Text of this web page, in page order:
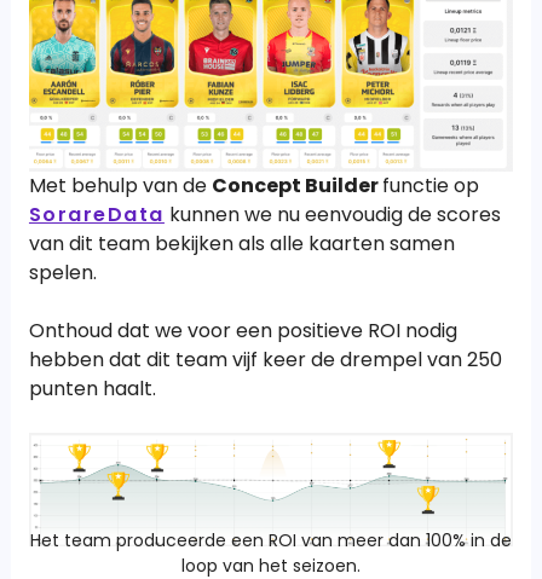
Met behulp van de Concept Builderfunctie op
SorareData kunnen we nu eenvoudig de scores
van dit team bekijken als alle kaarten samen
spelen.
Onthoud dat we voor een positieve ROI nodig
hebben dat dit team vijf keer de drempel van 250
punten haalt.
Het team produceerde een ROI van meer dan 100% in de
loop van het seizoen.